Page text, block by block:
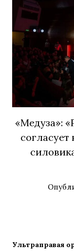
«Медуза»:
согласует
Ультраправая о